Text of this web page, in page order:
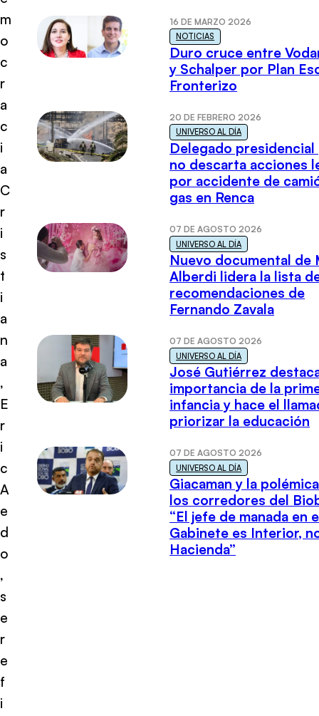
m
o
c
r
a
c
i
a
C
r
i
s
t
i
a
n
a
,
E
r
i
c
A
e
d
o
,
s
e
r
e
f
i
16 DE MARZO 2026
NOTICIAS
Duro cruce entre
y Schalper por Plan
Fronterizo
20 DE FEBRERO 2026
UNIVERSO AL DÍA
Delegado presidencial
no descarta acciones
por accidente de
gas en Renca
07 DE AGOSTO 2026
UNIVERSO AL DÍA
Nuevo documental de
Alberdi lidera la lista
recomendaciones de
Fernando Zavala
07 DE AGOSTO 2026
UNIVERSO AL DÍA
José Gutiérrez
importancia de la
infancia y hace el
priorizar la educación
07 DE AGOSTO 2026
UNIVERSO AL DÍA
Giacaman y la
los corredores del
“El jefe de manada en
Gabinete es Interior,
Hacienda”